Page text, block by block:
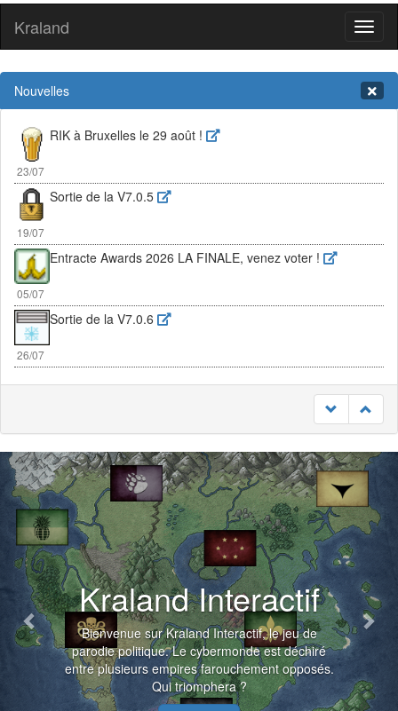
Kraland
Nouvelles
23/07
RIK à Bruxelles le 29 août !
19/07
Sortie de la V7.0.5
05/07
Entracte Awards 2026 LA FINALE, venez voter !
26/07
Sortie de la V7.0.6
RIK à Bruxelles le 29 août !
Kraland Interactif
Bienvenue sur Kraland Interactif, le jeu de
parodie politique. Le cybermonde est déchiré
entre plusieurs empires farouchement opposés.
Qui triomphera ?
Previous